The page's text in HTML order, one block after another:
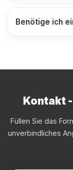
Benötige ich
Kontakt
Füllen Sie das
unverbindliches